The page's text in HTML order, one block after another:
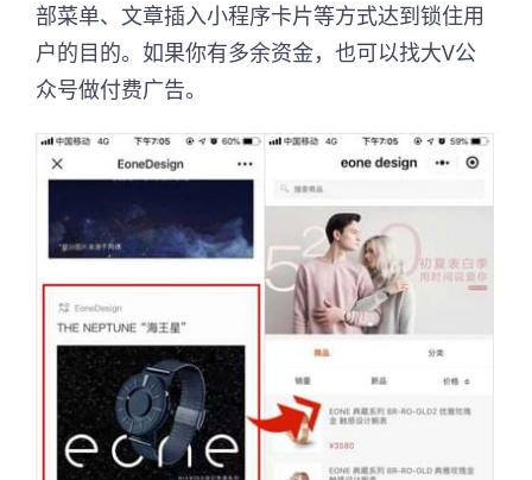
部菜单、文章插入小程序卡片等方式达到锁住用
户的目的。如果你有多余资金，也可以找大V公
众号做付费广告。